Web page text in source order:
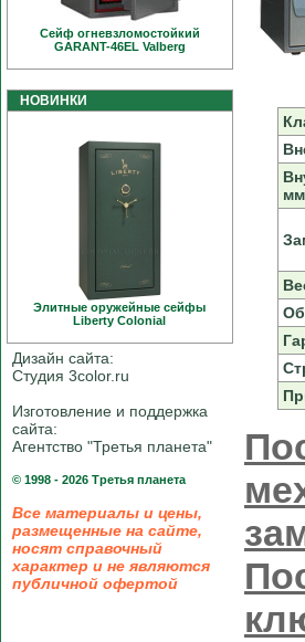
Сейф огневзломостойкий
GARANT-46EL Valberg
НОВИНКИ
Элитные оружейные сейфы
Liberty Colonial
Дизайн сайта:
Студия 3color.ru
Изготовление и поддержка
сайта:
Агентство "Третья планета"
© 1998 - 2026 Третья планета
Все материалы и цены,
размещенные на сайте,
носят справочный
характер и не являются
публичной офертой